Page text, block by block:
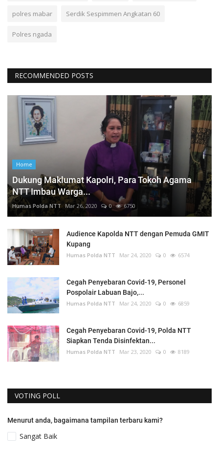
polres mabar Serdik Sespimmen Angkatan 60
Polres ngada
RECOMMENDED POSTS
Home
Dukung Maklumat Kapolri, Para Tokoh Agama
NTT Imbau Warga...
Humas Polda NTT Mar 26, 2020 0 6750
Audience Kapolda NTT dengan Pemuda GMIT
Kupang
Humas Polda NTT Mar 24, 2020 0 6574
Cegah Penyebaran Covid-19, Personel
Pospolair Labuan Bajo,...
Humas Polda NTT Mar 24, 2020 0 6859
Cegah Penyebaran Covid-19, Polda NTT
Siapkan Tenda Disinfektan...
Humas Polda NTT Mar 23, 2020 0 8189
VOTING POLL
Menurut anda, bagaimana tampilan terbaru kami?
Sangat Baik